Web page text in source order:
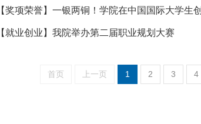
【奖项荣誉】一银两铜！学院在中国国际大学生
【就业创业】我院举办第二届职业规划大赛
首页 上一页 1 2 3 4